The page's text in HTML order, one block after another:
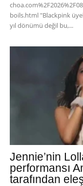
boils.html "Blackpink
yıl dönümü değil bu,...
Jennie’nin
performansı
tarafından